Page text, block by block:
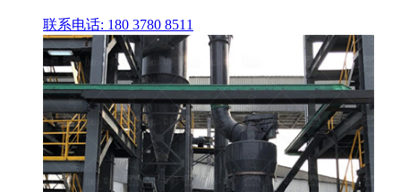
联系电话: 180 3780 8511